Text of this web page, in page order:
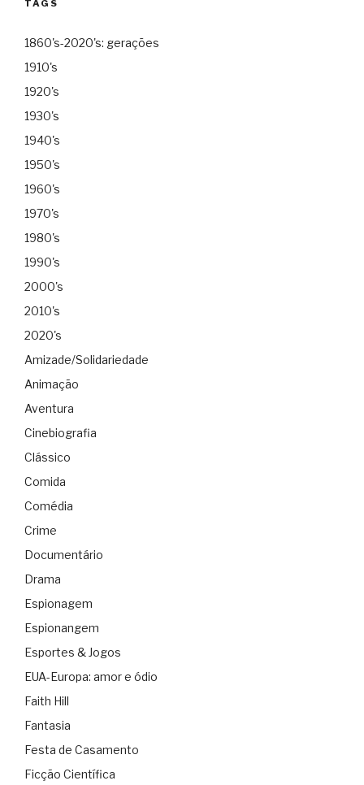
TAGS
1860's-2020's: gerações
1910's
1920's
1930's
1940's
1950's
1960's
1970's
1980's
1990's
2000's
2010's
2020's
Amizade/Solidariedade
Animação
Aventura
Cinebiografia
Clássico
Comida
Comédia
Crime
Documentário
Drama
Espionagem
Espionangem
Esportes & Jogos
EUA-Europa: amor e ódio
Faith Hill
Fantasia
Festa de Casamento
Ficção Científica